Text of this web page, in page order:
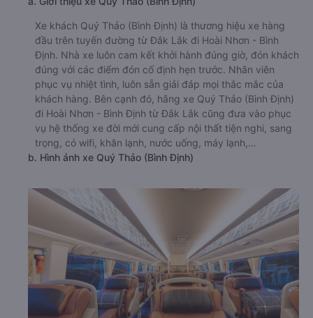
Xe khách Quý Thảo (Bình Định) là thương hiệu xe hàng
đầu trên tuyến đường từ Đắk Lắk đi Hoài Nhơn - Bình
Định. Nhà xe luôn cam kết khởi hành đúng giờ, đón khách
đúng với các điểm đón cố định hẹn trước. Nhân viên
phục vụ nhiệt tình, luôn sẵn giải đáp mọi thắc mắc của
khách hàng. Bên cạnh đó, hãng xe Quý Thảo (Bình Định)
đi Hoài Nhơn - Bình Định từ Đắk Lắk cũng đưa vào phục
vụ hệ thống xe đời mới cung cấp nội thất tiện nghi, sang
trọng, có wifi, khăn lạnh, nước uống, máy lạnh,…
b. Hình ảnh xe Quý Thảo (Bình Định)